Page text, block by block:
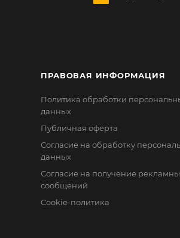
ПРАВОВАЯ ИНФОРМАЦИЯ
Политика обработки
данных
Публичная оферта
Согласие на обработку
данных
Согласие на получение
сообщений
Cookie-политика